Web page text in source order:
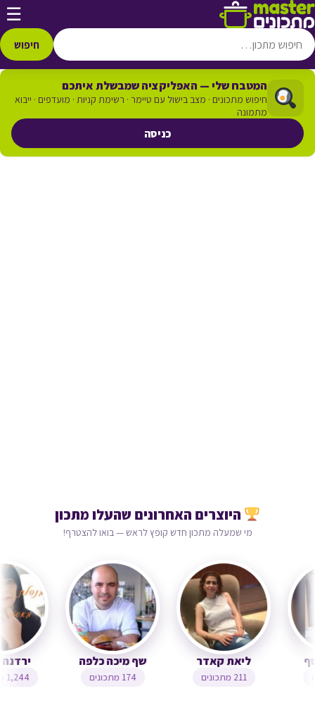
דלג לתוכן ☰
חיפוש
המטבח שלי — האפליקציה שמבשלת איתכם
חיפוש מתכונים · מצב בישול עם טיימר · רשימת קניות · מועדפים · ייבוא
מתמונה
כניסה
היוצרים האחרונים שהעלו מתכון
מי שמעלה מתכון חדש קופץ לראש — בואו להצטרף!
שף מיכה כלפה ליאת קאדר צופית בן יוסף